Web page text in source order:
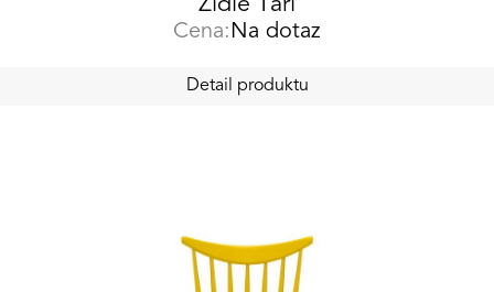
Židle Tari
Cena: Na dotaz
Detail produktu